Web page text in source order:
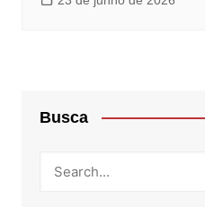
Busca